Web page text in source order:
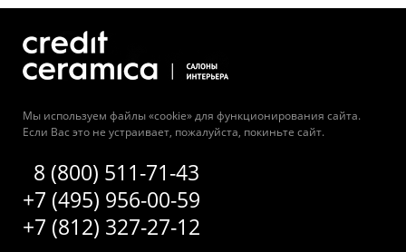
Мы используем файлы «cookie» для функционирования сайта.
Если Вас это не устраивает, пожалуйста, покиньте сайт.
8 (800) 511-71-43
+7 (495) 956-00-59
+7 (812) 327-27-12